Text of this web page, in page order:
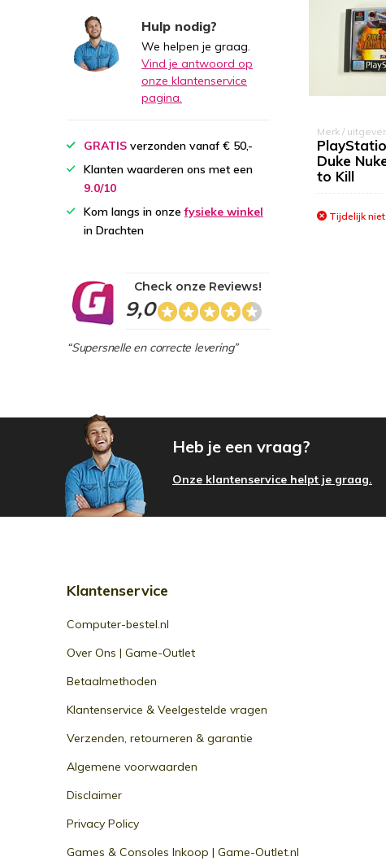
Merk /
Duke
to Kill
Tijdelijk
Hulp nodig?
We helpen je graag.
Vind je antwoord op
onze klantenservice
pagina.
GRATIS verzonden vanaf € 50,-
Klanten waarderen ons met een
9.0/10
Kom langs in onzefysieke winkel
in Drachten
9,0
Check onze Reviews!
“Supersnelle en correcte levering”
Heb je een vraag?
Onze klantenservice helpt je graag.
Klantenservice
Computer-bestel.nl
Over Ons | Game-Outlet
Betaalmethoden
Klantenservice & Veelgestelde vragen
Verzenden, retourneren & garantie
Algemene voorwaarden
Disclaimer
Privacy Policy
Games & Consoles Inkoop | Game-Outlet.nl